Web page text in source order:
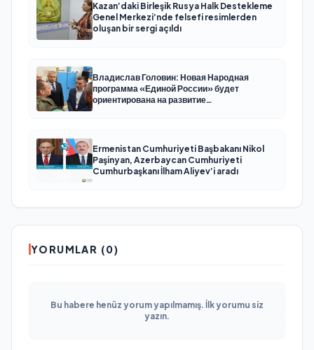
Kazan’daki Birleşik Rusya Halk Destekleme
Genel Merkezi’nde felsefi resimlerden
oluşan bir sergi açıldı
Владислав Головин: Новая Народная
программа «Единой России» будет
ориентирована на развитие
Ermenistan Cumhuriyeti Başbakanı Nikol
Paşinyan, Azerbaycan Cumhuriyeti
Cumhurbaşkanı İlham Aliyev’i aradı
YORUMLAR (0)
Bu habere henüz yorum yapılmamış. İlk yorumu siz
yazın.